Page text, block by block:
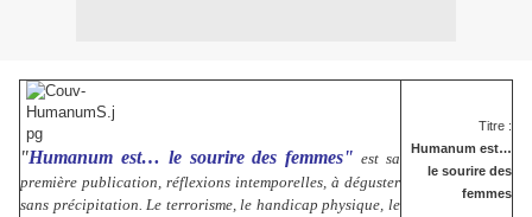
"Humanum est… le sourire des femmes" est sa
première publication, réflexions intemporelles, à déguster
sans précipitation. Le terrorisme, le handicap physique, le
Titre :
Humanum est…
le sourire des
femmes